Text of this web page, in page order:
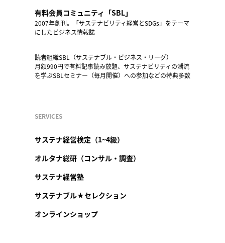
有料会員コミュニティ「SBL」
2007年創刊。「サステナビリティ経営とSDGs」をテーマ
にしたビジネス情報誌
読者組織SBL（サステナブル・ビジネス・リーグ）
月額990円で有料記事読み放題、サステナビリティの潮流
を学ぶSBLセミナー（毎月開催）への参加などの特典多数
SERVICES
サステナ経営検定（1~4級）
オルタナ総研（コンサル・調査）
サステナ経営塾
サステナブル★セレクション
オンラインショップ